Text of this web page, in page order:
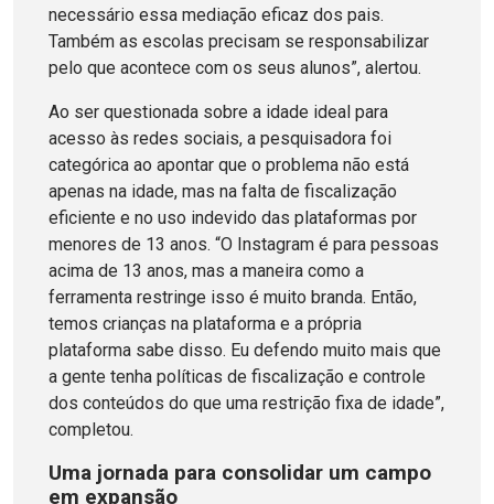
necessário essa mediação eficaz dos pais.
Também as escolas precisam se responsabilizar
pelo que acontece com os seus alunos”, alertou.
Ao ser questionada sobre a idade ideal para
acesso às redes sociais, a pesquisadora foi
categórica ao apontar que o problema não está
apenas na idade, mas na falta de fiscalização
eficiente e no uso indevido das plataformas por
menores de 13 anos. “O Instagram é para pessoas
acima de 13 anos, mas a maneira como a
ferramenta restringe isso é muito branda. Então,
temos crianças na plataforma e a própria
plataforma sabe disso. Eu defendo muito mais que
a gente tenha políticas de fiscalização e controle
dos conteúdos do que uma restrição fixa de idade”,
completou.
Uma jornada para consolidar um campo
em expansão